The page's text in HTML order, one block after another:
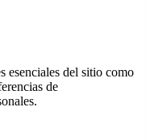
esenciales del sitio como
de